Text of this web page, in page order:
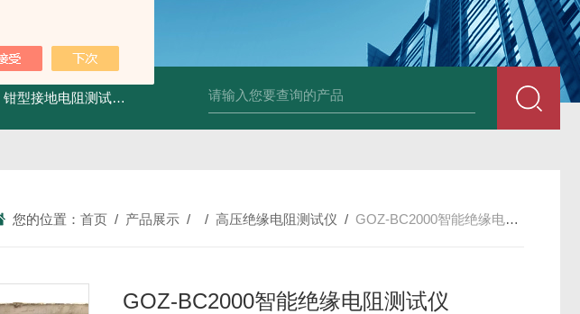
钳型接地电阻测试仪 KDCR4400双钳相位伏安表 ML12A手持式相位伏安表 SMG2000E钳形相位
您的位置：首页 / 产品展示 / /高压绝缘电阻测试仪 / GOZ-BC2000智能绝缘电阻测试仪
GOZ-BC2000智能绝缘电阻测试仪